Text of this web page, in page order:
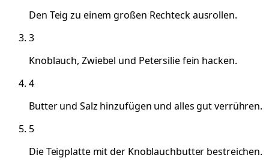
Den Teig zu einem großen Rechteck ausrollen.
3
Knoblauch, Zwiebel und Petersilie fein hacken.
4
Butter und Salz hinzufügen und alles gut verrühren.
5
Die Teigplatte mit der Knoblauchbutter bestreichen.